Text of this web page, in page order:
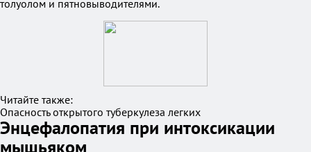
толуолом и пятновыводителями.
Читайте также:
Опасность открытого туберкулеза легких
Энцефалопатия при интоксикации
мышьяком